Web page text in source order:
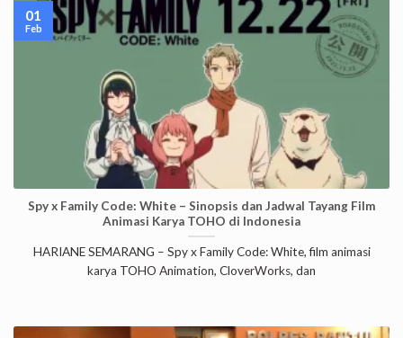
Spy x Family Code: White – Sinopsis dan Jadwal Tayang Film
Animasi Karya TOHO di Indonesia
HARIANE SEMARANG – Spy x Family Code: White, film animasi
karya TOHO Animation, CloverWorks, dan
01
Feb